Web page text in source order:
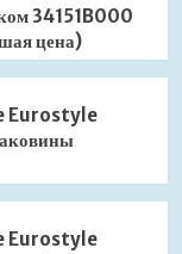
34151B000
цена)
Eurostyle
Eurostyle